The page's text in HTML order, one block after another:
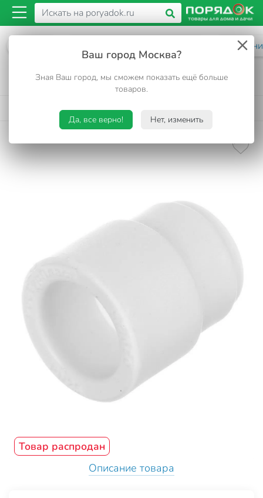
Ваш город Москва?
Зная Ваш город, мы сможем показать ещё больше
товаров.
Да, все верно! Нет, изменить
Муфта переходная полипропилен, d32/20 мм,
внутренняя/внутренняя, белая, Valfex
349043
Товар распродан
Описание товара